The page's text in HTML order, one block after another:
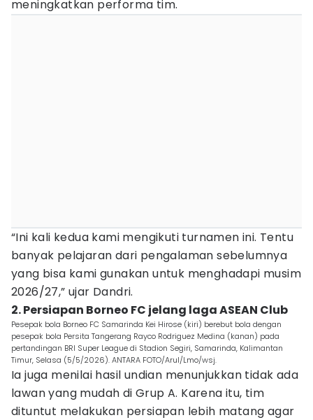
meningkatkan performa tim.
“Ini kali kedua kami mengikuti turnamen ini. Tentu
banyak pelajaran dari pengalaman sebelumnya
yang bisa kami gunakan untuk menghadapi musim
2026/27,” ujar Dandri.
2. Persiapan Borneo FC jelang laga ASEAN Club
Pesepak bola Borneo FC Samarinda Kei Hirose (kiri) berebut bola dengan
pesepak bola Persita Tangerang Rayco Rodriguez Medina (kanan) pada
pertandingan BRI Super League di Stadion Segiri, Samarinda, Kalimantan
Timur, Selasa (5/5/2026). ANTARA FOTO/Arul/Lmo/wsj.
Ia juga menilai hasil undian menunjukkan tidak ada
lawan yang mudah di Grup A. Karena itu, tim
dituntut melakukan persiapan lebih matang agar